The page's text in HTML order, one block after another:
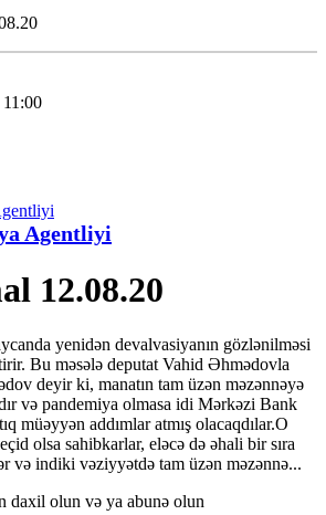
11:00
Agentliyi
12.08.20
yenidən devalvasiyanın gözlənilməsi
Bu məsələ deputat Vahid Əhmədovla
deyir ki, manatın tam üzən məzənnəyə
və pandemiya olmasa idi Mərkəzi Bank
müəyyən addımlar atmış olacaqdılar.O
olsa sahibkarlar, eləcə də əhali bir sıra
və indiki vəziyyətdə tam üzən məzənnə...
daxil olun və ya abunə olun